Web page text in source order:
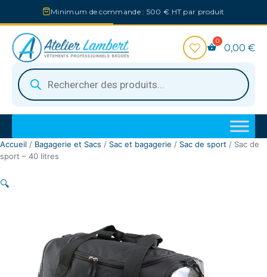
au
contenu
Minimum de commande : 500 € HT par produit
Recherche
de
produits
0,00 €
Accueil / Bagagerie et Sacs / Sac et bagagerie / Sac de sport / Sac de
sport – 40 litres
🔍